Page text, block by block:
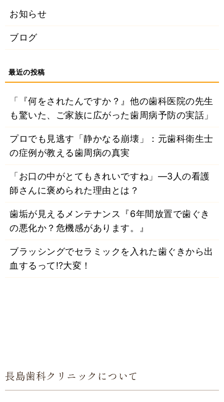
お知らせ
ブログ
「『何をされたんですか？』他の歯科医院の先生
も驚いた、ご家族に広がった歯周病予防の実話」
プロでも見逃す「静かなる崩壊」：元歯科衛生士
の症例が教える歯周病の真実
「お口の中がとてもきれいですね」―3人の看護
師さんに褒められた理由とは？
歯垢が見えるメンテナンス『6年間放置で歯ぐき
の悪化か？危機感があります。』
ブラッシングでセラミックを入れた歯ぐきから出
血するって⁉大変！
長島歯科クリニックについて